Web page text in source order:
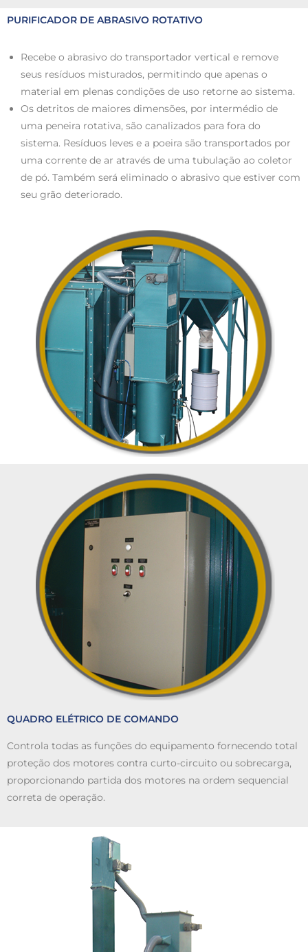
PURIFICADOR DE ABRASIVO ROTATIVO
Recebe o abrasivo do transportador vertical e remove
seus resíduos misturados, permitindo que apenas o
material em plenas condições de uso retorne ao sistema.
Os detritos de maiores dimensões, por intermédio de
uma peneira rotativa, são canalizados para fora do
sistema. Resíduos leves e a poeira são transportados por
uma corrente de ar através de uma tubulação ao coletor
de pó. Também será eliminado o abrasivo que estiver com
seu grão deteriorado.
QUADRO ELÉTRICO DE COMANDO
Controla todas as funções do equipamento fornecendo total
proteção dos motores contra curto-circuito ou sobrecarga,
proporcionando partida dos motores na ordem sequencial
correta de operação.